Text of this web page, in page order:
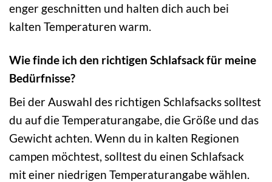
enger geschnitten und halten dich auch bei
kalten Temperaturen warm.
Wie finde ich den richtigen Schlafsack für meine
Bedürfnisse?
Bei der Auswahl des richtigen Schlafsacks solltest
du auf die Temperaturangabe, die Größe und das
Gewicht achten. Wenn du in kalten Regionen
campen möchtest, solltest du einen Schlafsack
mit einer niedrigen Temperaturangabe wählen.